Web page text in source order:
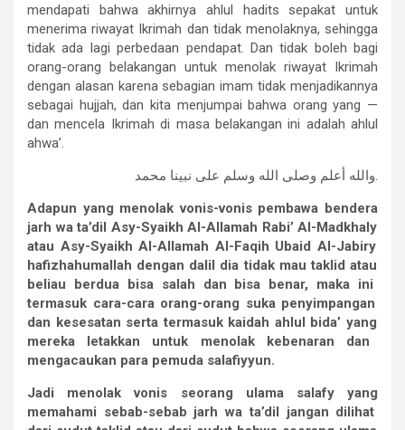
mendapati bahwa akhirnya ahlul hadits sepakat untuk
menerima riwayat Ikrimah dan tidak menolaknya, sehingga
tidak ada lagi perbedaan pendapat. Dan tidak boleh bagi
orang-orang belakangan untuk menolak riwayat Ikrimah
dengan alasan karena sebagian imam tidak menjadikannya
sebagai hujjah, dan kita menjumpai bahwa orang yang —
dan mencela Ikrimah di masa belakangan ini adalah ahlul
ahwa’.
والله أعلم وصلى الله وسلم على نبينا محمد.
Adapun yang menolak vonis-vonispembawa bendera
jarh wata’dil Asy-Syaikh Al-Allamah Rabi’ Al-Madkhaly
atau Asy-Syaikh Al-Allamah Al-Faqih Ubaid Al-Jabiry
hafizhahumallah dengan dalil dia tidakmau taklid atau
beliau berduabisasalah dan bisa benar, maka ini
termasuk cara-caraorang-orang sukapenyimpangan
dan kesesatan serta termasukkaidah ahlul bida’ yang
mereka letakkan untuk menolakkebenaran dan
mengacaukan para pemuda salafiyyun.
Jadi menolak vonis seorang ulamasalafyyang
memahami sebab-sebab jarh wa ta’dil jangan dilihat